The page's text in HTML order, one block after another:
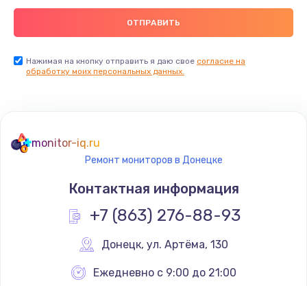
2600 руб.
Замена видеочипа
Ремонт разъема питания
745 руб.
Заказать
Замена видеокарты
1600 руб.
Заказать
Нажимая на кнопку отправить я даю свое согласие на
обработку моих персональных данных.
monitor-iq.ru
Ремонт мониторов в Донецке
Контактная информация
+7 (863) 276-88-93
Донецк, ул. Артёма, 130
Ежедневно с 9:00 до 21:00